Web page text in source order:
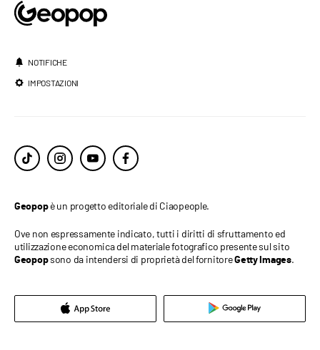
NOTIFICHE
IMPOSTAZIONI
Geopopè un progetto editoriale di Ciaopeople.
Ove non espressamente indicato, tutti i diritti di sfruttamento ed
utilizzazione economica del materiale fotografico presente sul sito
Geopopsono da intendersi di proprietà del fornitoreGetty Images.